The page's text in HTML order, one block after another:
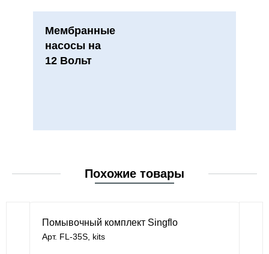
Мембранные
насосы на
12 Вольт
Похожие товары
Помывочный комплект Singflo
Арт. FL-35S, kits